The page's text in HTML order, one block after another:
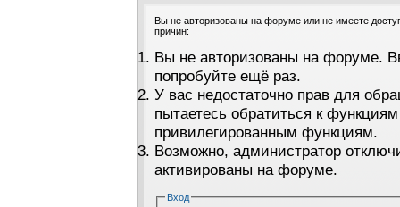
Вы не авторизованы на форуме или не имеете
причин:
Вы не авторизованы на форуме.
попробуйте ещё раз.
У вас недостаточно прав для
пытаетесь обратиться к
привилегированным функциям.
Возможно, администратор
активированы на форуме.
Вход